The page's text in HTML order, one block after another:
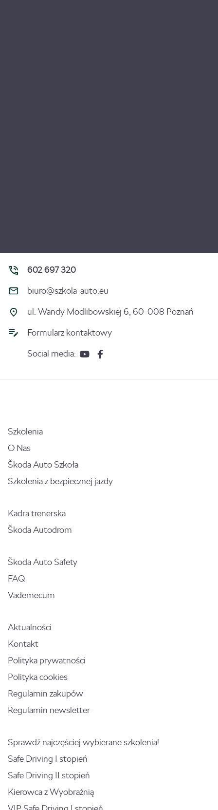
602 697 320
biuro@szkola-auto.eu
ul. Wandy Modlibowskiej 6, 60-008 Poznań
Formularz kontaktowy
Social media:
Szkolenia
O Nas
Škoda Auto Szkoła
Szkolenia z bezpiecznej jazdy
Kadra trenerska
Škoda Autodrom
Škoda Auto Safety
FAQ
Vademecum
Aktualności
Kontakt
Polityka prywatności
Polityka cookies
Regulamin zakupów
Regulamin newsletter
Sprawdź najczęściej wybierane szkolenia!
Safe Driving I stopień
Safe Driving II stopień
Kierowca z Wyobraźnią